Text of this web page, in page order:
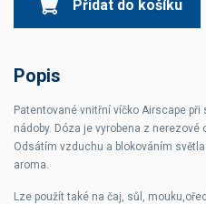
Přidat do košíku
Popis
Patentované vnitřní víčko Airscape
nádoby. Dóza je vyrobena z
Odsátím vzduchu a blokováním
aroma.
Lze použít také na čaj, sůl,